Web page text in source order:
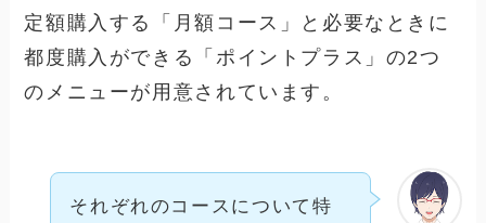
定額購入する「月額コース」と必要なときに
都度購入ができる「ポイントプラス」の2つ
のメニューが用意されています。
それぞれのコースについて特